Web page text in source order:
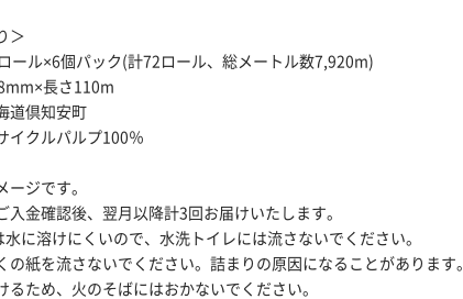
＞
ール×6個パック(計72ロール、総メートル数7,920m)
長さ110m
道倶知安町
イクルパルプ100％
ジです。
金確認後、翌月以降計3回お届けいたします。
に溶けにくいので、水洗トイレには流さないでください。
紙を流さないでください。詰まりの原因になることがあります。
ため、火のそばにはおかないでください。